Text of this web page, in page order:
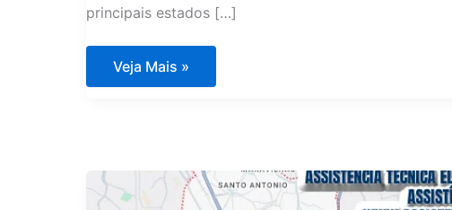
principais estados […]
Assistência
Técnica
Campo
Veja Mais »